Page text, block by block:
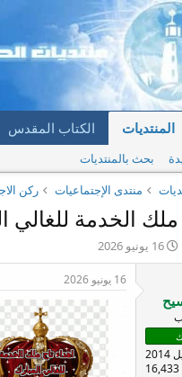
المنتديات الكتاب المقدس
بحث بالمنتديات
منتدى الإجتماعيات ركن
ملك الخدمة للغالي
ت
ا
خ
ا
ل
ب
16 يونيو 2026
16,433
16 يونيو 2026